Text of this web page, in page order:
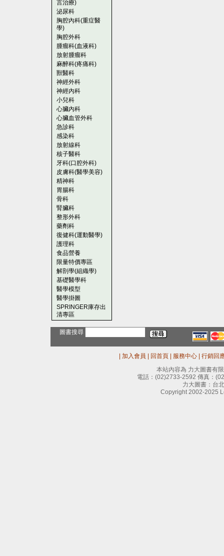
言治療)
泌尿科
胸腔內科(重症醫
學)
胸腔外科
腫瘤科(血液科)
放射腫瘤科
麻醉科(疼痛科)
獸醫科
神經外科
神經內科
小兒科
心臟內科
心臟血管外科
急診科
感染科
放射線科
核子醫科
牙科(口腔外科)
皮膚科(醫學美容)
精神科
胃腸科
骨科
腎臟科
整形外科
藥劑科
復健科(運動醫學)
護理科
食品營養
限量特價專區
解剖學(組織學)
基礎醫學科
醫學模型
醫學掛圖
SPRINGER庫存出
清專區
圖書搜尋
加入會員 回首頁 服務中心
行銷回
本站內容為 力大圖書有
電話： (02)2733-2592 傳真：
力大圖書：台
Copyright 2002-2025